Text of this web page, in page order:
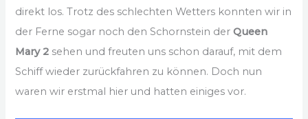
direkt los. Trotz des schlechten Wetters konnten wir in
der Ferne sogar noch den Schornstein derQueen
Mary 2 sehen und freuten uns schon darauf, mit dem
Schiff wieder zurückfahren zu können. Doch nun
waren wir erstmal hier und hatten einiges vor.